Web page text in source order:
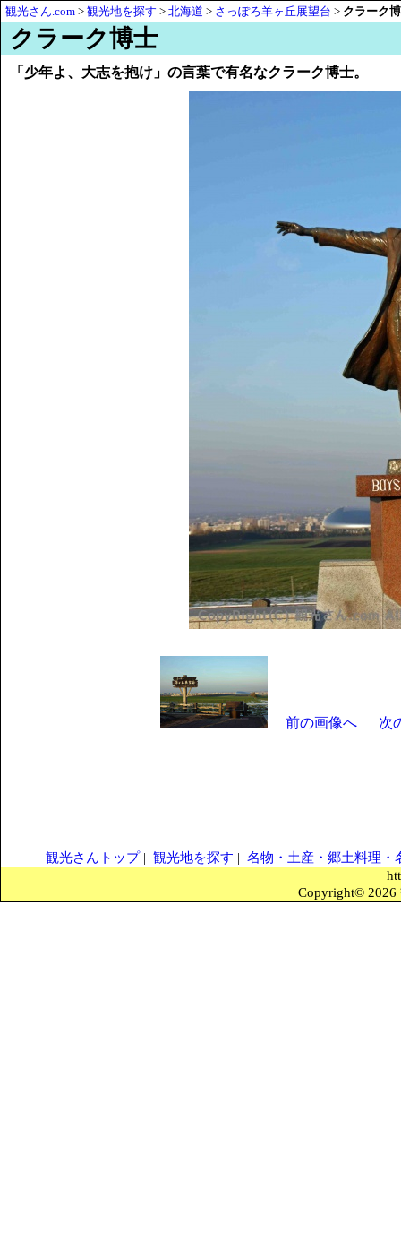
観光さん.com > 観光地を探す > 北海道 > さっぽろ羊ヶ丘展望台 > クラーク
クラーク博士
「少年よ、大志を抱け」の言葉で有名なクラーク博士。
前の画像へ 次
観光さんトップ| 観光地を探す | 名物・土産・郷土料理・
Copyright© 2026